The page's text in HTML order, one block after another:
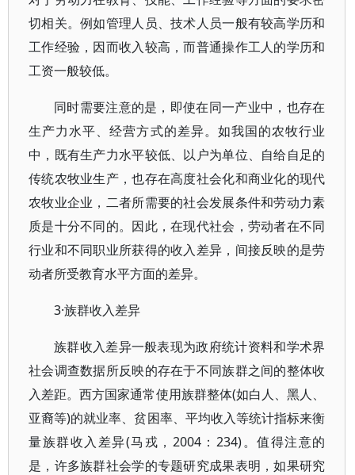
切相关。例如管理人员、技术人员一般有较高学历和
工作经验，因而收入较高，而普通操作工人的学历和
工资一般较低。
同时需要注意的是，即使在同一产业中，也存在
生产力水平、经营方式的差异。如我国的农牧行业
中，既有生产力水平较低、以户为单位、自给自足的
传统农牧业生产，也存在高度社会化和商业化的现代
农牧业企业，二者所需要的社会发展条件和劳动力素
质是十分不同的。因此，在现代社会，劳动者在不同
行业和不同职业所获得的收入差异，间接反映的是劳
动者所受教育水平方面的差异。
3·族群收入差异
族群收入差异一般表现为政府统计资料和学术界
社会调查数据所反映的存在于不同族群之间的整体收
入差距。西方国家通常使用族群整体(如白人、黑人、
亚裔等)的就业率、贫困率、平均收入等统计指标来衡
量族群收入差异(马戎，2004：234)。值得注意的
是，许多族群社会学的专题研究成果表明，如果研究